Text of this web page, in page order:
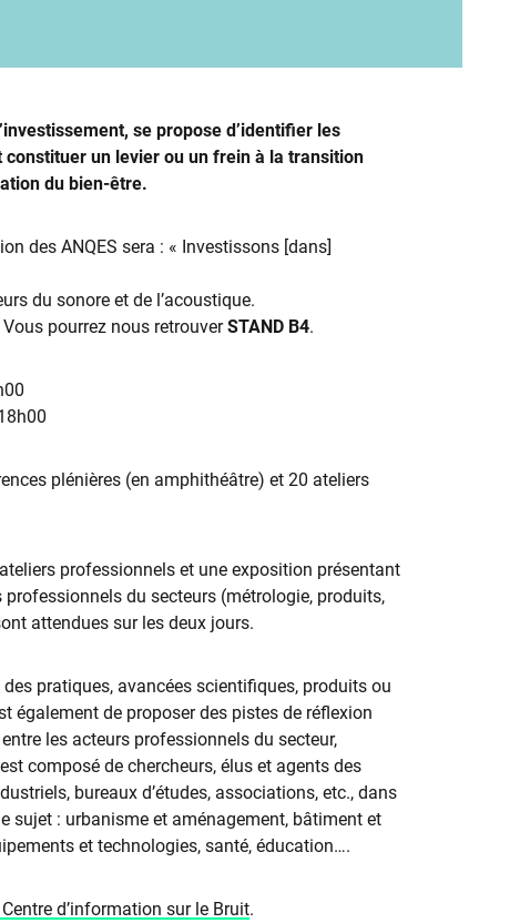
se propose d’identifier les
un levier ou un frein à la transition
du bien-être.
des ANQES sera : « Investissons [dans]
du sonore et de l’acoustique.
pourrez nous retrouverSTAND B4.
plénières (en amphithéâtre) et 20 ateliers
professionnels et une exposition présentant
du secteurs (métrologie, produits,
attendues sur les deux jours.
pratiques, avancées scientifiques, produits ou
également de proposer des pistes de réflexion
les acteurs professionnels du secteur,
composé de chercheurs, élus et agents des
bureaux d’études, associations, etc., dans
sujet : urbanisme et aménagement, bâtiment et
et technologies, santé, éducation….
d’information sur le Bruit.